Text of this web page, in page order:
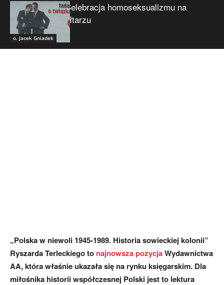
o. Jacek Gniadek
Celebracja homoseksualizmu na
ołtarzu
„Polska w niewoli 1945-1989. Historia sowieckiej kolonii”
Ryszarda Terleckiego to najnowsza pozycjaWydawnictwa
AA, która właśnie ukazała się na rynku księgarskim. Dla
miłośnika historii współczesnej Polski jest to lektura